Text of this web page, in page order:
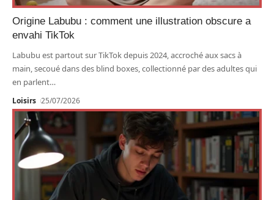
Origine Labubu : comment une illustration obscure a
envahi TikTok
Labubu est partout sur TikTok depuis 2024, accroché aux sacs à
main, secoué dans des blind boxes, collectionné par des adultes qui
en parlent…
Loisirs 25/07/2026